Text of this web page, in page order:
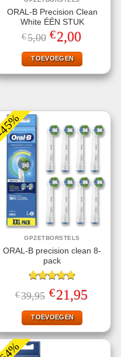
ORAL-B Precision Clean
White ÉÉN STUK
€5,00 Oorspronkelijke
prijs
was:
€5,00.
€2,00
is:
€2,00.
TOEVOEGEN
OPZETBORSTELS
ORAL-B precision clean 8-
pack
Gewaardeerd
4.91uit 5
€39,95 Oorspronkelijke
prijs
was:
€39,95.
€21,95prijs
TOEVOEGEN